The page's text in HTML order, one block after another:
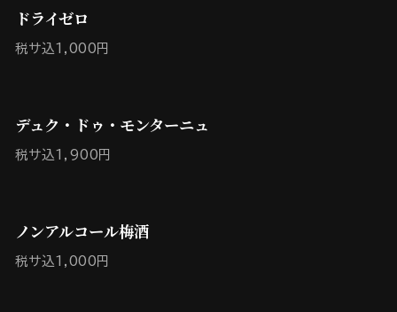
ドライゼロ
税サ込1,000円
デュク・ドゥ・モンターニュ
税サ込1,900円
ノンアルコール梅酒
税サ込1,000円